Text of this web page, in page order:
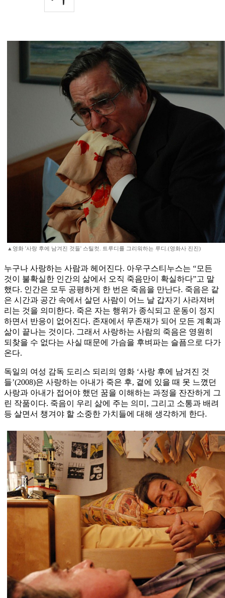
▲영화 '사랑 후에 남겨진 것들' 스틸컷. 트루디를 그리워하는 루디.(영화사 진진)
누구나 사랑하는 사람과 헤어진다. 아우구스티누스는 “모든
것이 불확실한 인간의 삶에서 오직 죽음만이 확실하다”고 말
했다. 인간은 모두 공평하게 한 번은 죽음을 만난다. 죽음은 같
은 시간과 공간 속에서 살던 사람이 어느 날 갑자기 사라져버
리는 것을 의미한다. 죽은 자는 행위가 종식되고 운동이 정지
하면서 반응이 없어진다. 존재에서 무존재가 되어 모든 계획과
삶이 끝나는 것이다. 그래서 사랑하는 사람의 죽음은 영원히
되찾을 수 없다는 사실 때문에 가슴을 후벼파는 슬픔으로 다가
온다.
독일의 여성 감독 도리스 되리의 영화 ‘사랑 후에 남겨진 것
들’(2008)은 사랑하는 아내가 죽은 후, 곁에 있을 때 못 느꼈던
사랑과 아내가 접어야 했던 꿈을 이해하는 과정을 잔잔하게 그
린 작품이다. 죽음이 우리 삶에 주는 의미, 그리고 소통과 배려
등 살면서 챙겨야 할 소중한 가치들에 대해 생각하게 한다.